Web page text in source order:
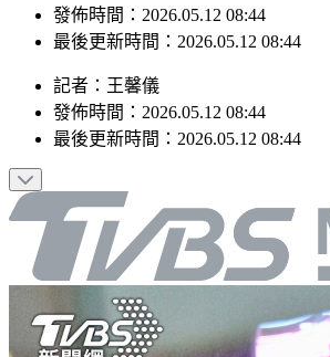
發佈時間：2026.05.12 08:44
最後更新時間：2026.05.12 08:44
記者 ： 王馨儀
發佈時間： 2026.05.12 08:44
最後更新時間： 2026.05.12 08:44